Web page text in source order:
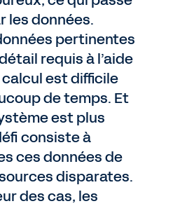
les données.
pertinentes
requis à l’aide
est difficile
de temps. Et
est plus
consiste à
ces données de
disparates.
des cas, les